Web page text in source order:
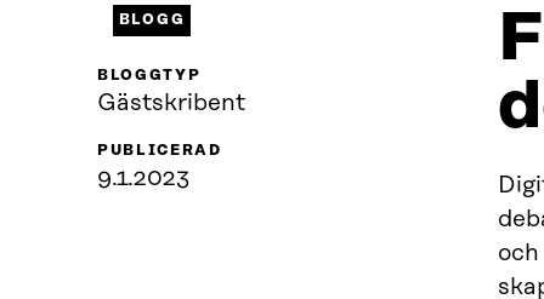
BLOGG
BLOGGTYP
Gästskribent
PUBLICERAD
9.1.2023